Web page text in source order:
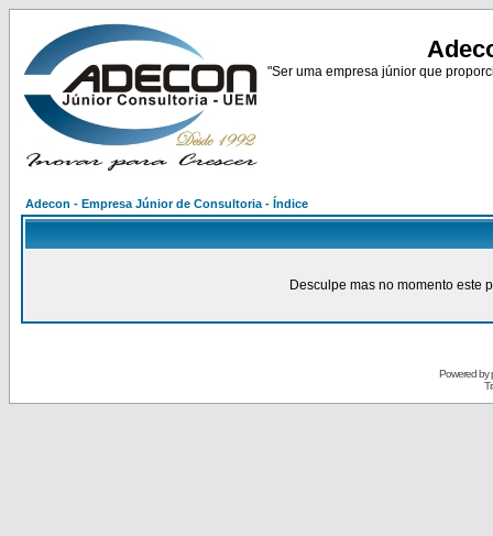
"Ser uma empresa júnior que
Adecon - Empresa Júnior de Consultoria - Índice
Desculpe mas no momento este
Powered by